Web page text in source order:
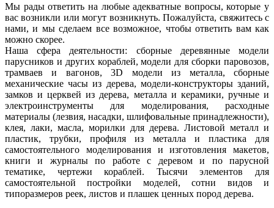
Мы рады ответить на любые адекватные вопросы, которые у
вас возникли или могут возникнуть. Пожалуйста, свяжитесь с
нами, и мы сделаем все возможное, чтобы ответить вам как
можно скорее.
Наша сфера деятельности: сборные деревянные модели
парусников и других кораблей, модели для сборки паровозов,
трамваев и вагонов, 3D модели из металла, сборные
механические часы из дерева, модели-конструкторы зданий,
замков и церквей из дерева, металла и керамики, ручные и
электроинструменты для моделирования, расходные
материалы (лезвия, насадки, шлифовальные принадлежности),
клея, лаки, масла, морилки для дерева. Листовой металл и
пластик, трубки, профиля из металла и пластика для
самостоятельного моделирования и изготовления макетов,
книги и журналы по работе с деревом и по парусной
тематике, чертежи кораблей. Тысячи элементов для
самостоятельной постройки моделей, сотни видов и
типоразмеров реек, листов и плашек ценных пород дерева.